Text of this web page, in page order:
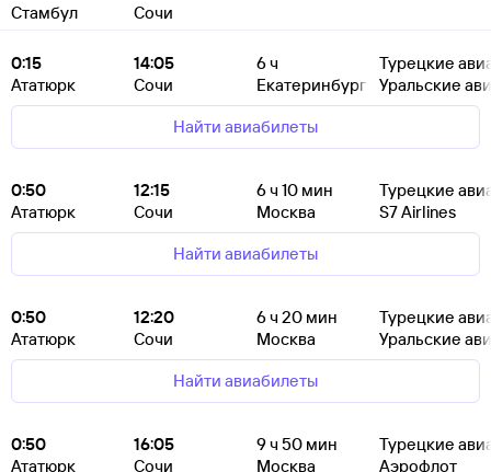
Стамбул
Сочи
0:15
Ататюрк
14:05
Сочи
6ч
Екатеринбург
Турецкие
Уральские
Найти авиабилеты
0:50
Ататюрк
12:15
Сочи
6ч 10 мин
Москва
Турецкие
S7 Airlines
Найти авиабилеты
0:50
Ататюрк
12:20
Сочи
6ч 20 мин
Москва
Турецкие
Уральские
Найти авиабилеты
0:50
Ататюрк
16:05
Сочи
9ч 50 мин
Москва
Турецкие
Аэрофлот